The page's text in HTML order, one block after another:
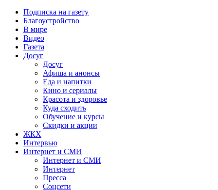
Подписка на газету
Благоустройство
В мире
Видео
Газета
Досуг
Досуг
Афиша и анонсы
Еда и напитки
Кино и сериалы
Красота и здоровье
Куда сходить
Обучение и курсы
Скидки и акции
ЖКХ
Интервью
Интернет и СМИ
Интернет и СМИ
Интернет
Пресса
Соцсети